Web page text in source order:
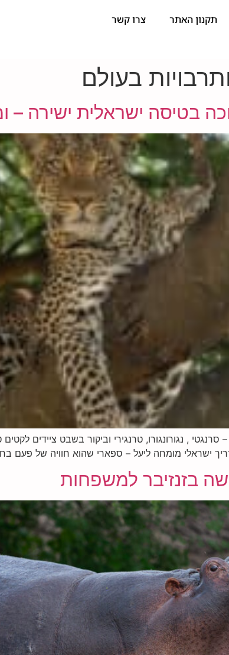
תקנון האתר צרו קשר
בעולם
בטיסה ישראלית ישירה –
בזנזיבר למשפחות